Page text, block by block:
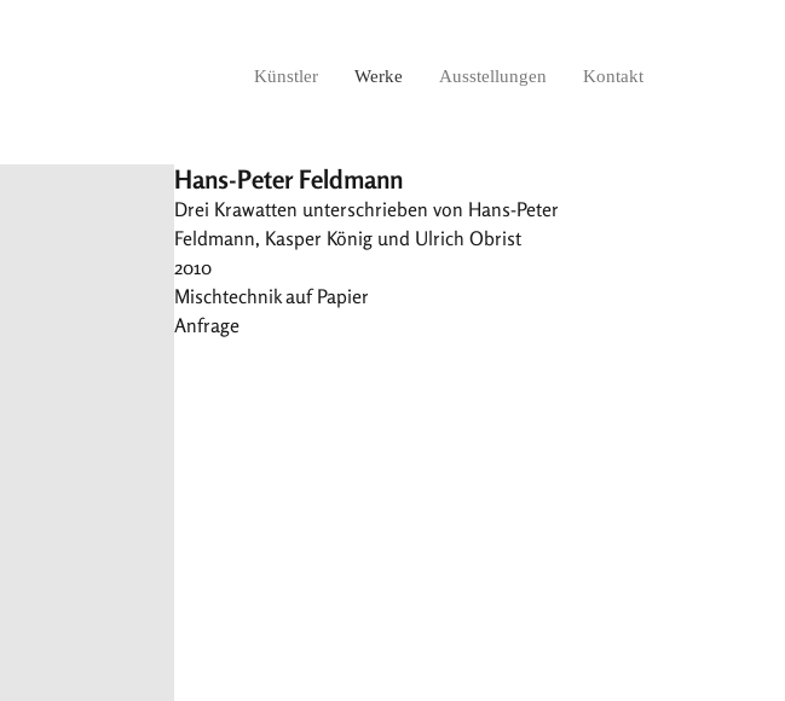
Künstler Werke Ausstellungen Kontakt
Hans-Peter Feldmann
Drei Krawatten unterschrieben von Hans-Peter
Feldmann, Kasper König und Ulrich Obrist
2010
Mischtechnik auf Papier
Anfrage